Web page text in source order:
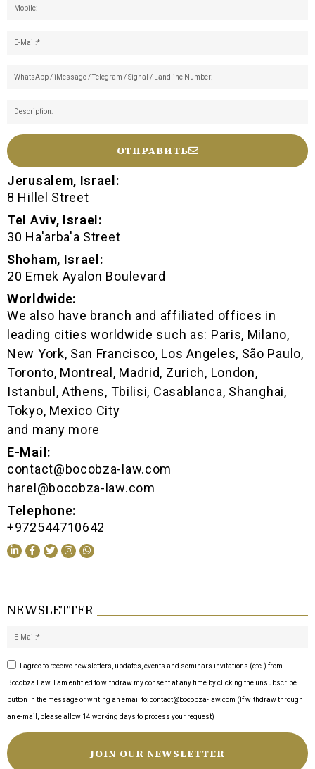
Jerusalem, Israel:
8 Hillel Street
Tel Aviv, Israel:
30 Ha'arba'a Street
Shoham, Israel:
20 Emek Ayalon Boulevard
Worldwide:
We also have branch and affiliated offices in
leading cities worldwide such as: Paris, Milano,
New York, San Francisco, Los Angeles, São Paulo,
Toronto, Montreal, Madrid, Zurich, London,
Istanbul, Athens, Tbilisi, Casablanca, Shanghai,
Tokyo, Mexico City
and many more
E-Mail:
contact@bocobza-law.com
harel@bocobza-law.com
Telephone:
+972544710642
ОТПРАВИТЬ
NEWSLETTER
I agree to receive newsletters, updates, events and seminars invitations (etc.) from
Bocobza Law. I am entitled to withdraw my consent at any time by clicking the unsubscribe
button in the message or writing an email to: contact@bocobza-law.com (If withdraw through
an e-mail, please allow 14 working days to process your request)
JOIN OUR NEWSLETTER